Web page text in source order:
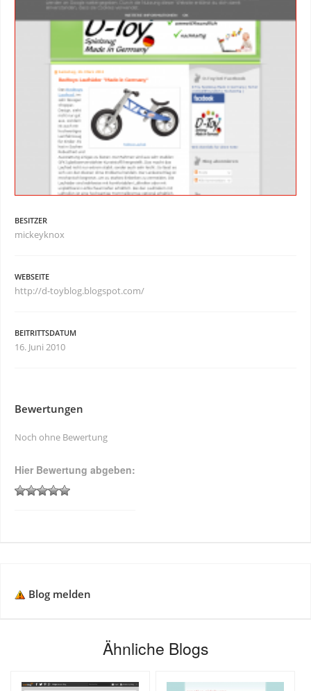
BESITZER
mickeyknox
WEBSEITE
http://d-toyblog.blogspot.com/
BEITRITTSDATUM
16. Juni 2010
Bewertungen
Noch ohne Bewertung
Hier Bewertung abgeben:
Blog melden
Ähnliche Blogs